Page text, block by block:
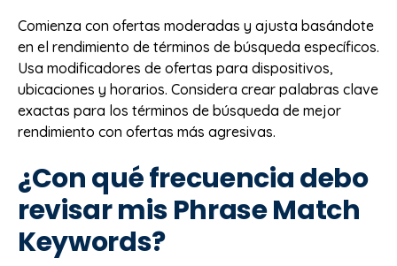
Comienza con ofertas moderadas y ajusta basándote
en el rendimiento de términos de búsqueda específicos.
Usa modificadores de ofertas para dispositivos,
ubicaciones y horarios. Considera crear palabras clave
exactas para los términos de búsqueda de mejor
rendimiento con ofertas más agresivas.
¿Con qué frecuencia debo
revisar mis Phrase Match
Keywords?